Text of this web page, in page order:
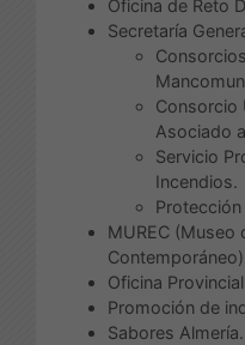
Oficina de Reto
Secretaría
Consorcio
Asociado
Servicio
Incendios.
Protección
MUREC (Museo
Oficina
Promoción de
Sabores Almería.